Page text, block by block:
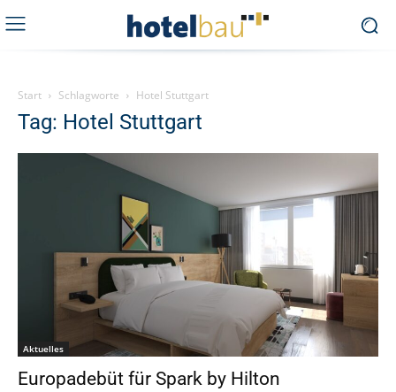
Start Schlagworte Hotel Stuttgart
Tag: Hotel Stuttgart
Aktuelles
Europadebüt für Spark by Hilton